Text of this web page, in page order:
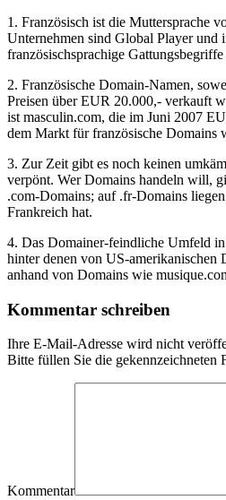
1. Französisch ist die Muttersprache
Unternehmen sind Global Player und
französischsprachige
2. Französische Domain-Namen,
Preisen über EUR 20.000,- verkauft
ist masculin.com, die im Juni 2007
dem Markt für französische Domains
3. Zur Zeit gibt es noch keinen
verpönt. Wer Domains handeln will,
.com-Domains; auf .fr-Domains
Frankreich hat.
4. Das Domainer-feindliche Umfeld
hinter denen von US-amerikanischen
anhand von Domains wie
Kommentar schreiben
Ihre E-Mail-Adresse wird nicht
Bitte füllen Sie die gekennzeichneten
Kommentar